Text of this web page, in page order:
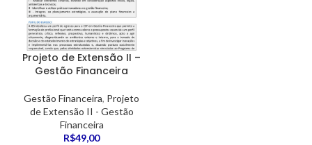
Projeto de Extensão II –
Gestão Financeira
Gestão Financeira, Projeto
de Extensão II - Gestão
Financeira
R$49,00